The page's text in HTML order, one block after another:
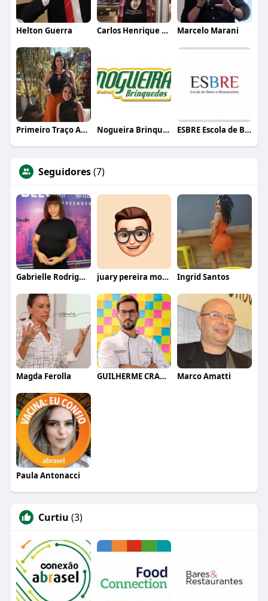
Helton Guerra Carlos Henrique de Faria Vasconcelos Marcelo Marani
Primeiro Traço Arquitetura Nogueira Brinquedos ESBRE Escola de Bares e Restaurantes
Seguidores(7)
Gabrielle Rodrigues juary pereira moreira Ingrid Santos
Magda Ferolla GUILHERME CRAMER BALLE Marco Amatti
Paula Antonacci
Curtiu (3)